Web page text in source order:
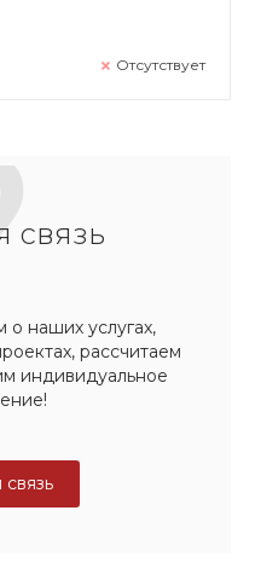
Отсутствует
связь
наших услугах,
рассчитаем
индивидуальное